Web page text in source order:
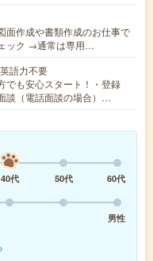
面作成や書類作成のお仕事で
ック →通常は専用…
語力不要
でも安心スタート！・登録
談（電話面談の場合）…
40代 50代
60代
男性